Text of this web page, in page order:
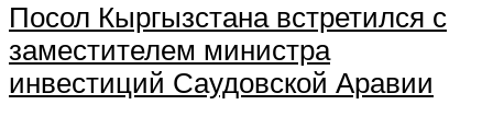
Посол Кыргызстана встретился с
заместителем министра
инвестиций Саудовской Аравии